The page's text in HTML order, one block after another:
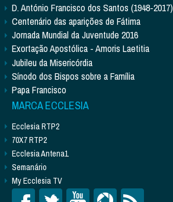
D. António Francisco dos Santos (1948-2017)
Centenário das aparições de Fátima
Jornada Mundial da Juventude 2016
Exortação Apostólica - Amoris Laetitia
Jubileu da Misericórdia
Sínodo dos Bispos sobre a Família
Papa Francisco
MARCA ECCLESIA
Ecclesia RTP2
70X7 RTP2
Ecclesia Antena1
Semanário
My Ecclesia TV